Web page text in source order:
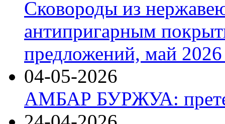
Сковороды из
антипригарным
предложений, май 2026
04-05-2026
АМБАР БУРЖУА: